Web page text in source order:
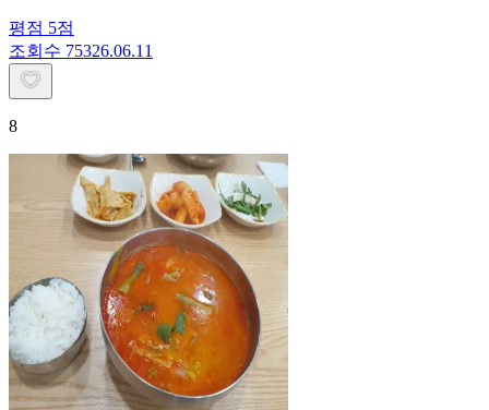
평점 5점
조회수 75326.06.11
8